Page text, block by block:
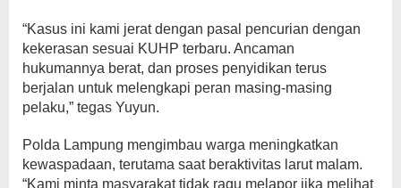
“Kasus ini kami jerat dengan pasal pencurian dengan
kekerasan sesuai KUHP terbaru. Ancaman
hukumannya berat, dan proses penyidikan terus
berjalan untuk melengkapi peran masing-masing
pelaku,” tegas Yuyun.
Polda Lampung mengimbau warga meningkatkan
kewaspadaan, terutama saat beraktivitas larut malam.
“Kami minta masyarakat tidak ragu melapor jika melihat